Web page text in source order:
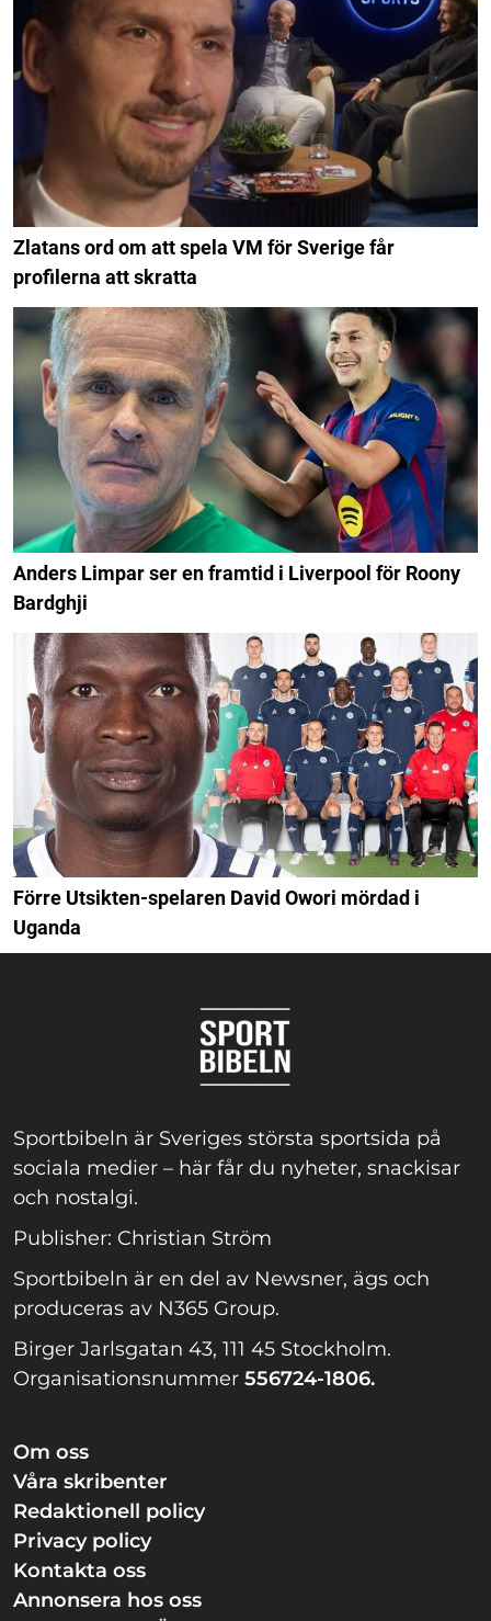
Zlatans ord om att spela VM för Sverige får
profilerna att skratta
Anders Limpar ser en framtid i Liverpool för Roony
Bardghji
Förre Utsikten-spelaren David Owori mördad i
Uganda
Sportbibeln är Sveriges största sportsida på
sociala medier – här får du nyheter, snackisar
och nostalgi.
Publisher: Christian Ström
Sportbibeln är en del av Newsner, ägs och
produceras av N365 Group.
Birger Jarlsgatan 43, 111 45 Stockholm.
Organisationsnummer 556724-1806.
Om oss
Våra skribenter
Redaktionell policy
Privacy policy
Kontakta oss
Annonsera hos oss